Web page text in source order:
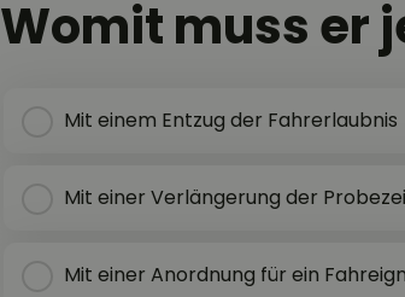
Womit muss er
Mit einem Entzug der Fahrerlaubnis
Mit einer Verlängerung der
Mit einer Anordnung für ein